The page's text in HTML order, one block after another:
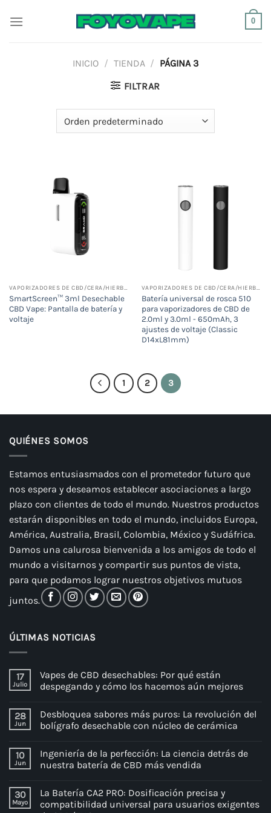
0
INICIO / TIENDA / PÁGINA 3
FILTRAR
VAPORIZADORES DE CBD/CERA/HIERBA SECA
SmartScreen™ 3ml Desechable
CBD Vape: Pantalla de batería y
voltaje
VAPORIZADORES DE CBD/CERA/HIERBA SECA
Batería universal de rosca 510
para vaporizadores de CBD de
2.0ml y 3.0ml - 650mAh, 3
ajustes de voltaje (Classic
D14xL81mm)
1 2 3
QUIÉNES SOMOS
Estamos entusiasmados con el prometedor futuro que
nos espera y deseamos establecer asociaciones a largo
plazo con clientes de todo el mundo. Nuestros productos
estarán disponibles en todo el mundo, incluidos Europa,
América, Australia, Brasil, Colombia, México y Sudáfrica.
Damos una calurosa bienvenida a los amigos de todo el
mundo a visitarnos y compartir sus puntos de vista,
para que podamos lograr nuestros objetivos mutuos
juntos.
ÚLTIMAS NOTICIAS
17
Julio
Vapes de CBD desechables: Por qué están
despegando y cómo los hacemos aún mejores
28
Jun
Desbloquea sabores más puros: La revolución del
bolígrafo desechable con núcleo de cerámica
10
Jun
Ingeniería de la perfección: La ciencia detrás de
nuestra batería de CBD más vendida
30
Mayo
La Batería CA2 PRO: Dosificación precisa y
compatibilidad universal para usuarios exigentes